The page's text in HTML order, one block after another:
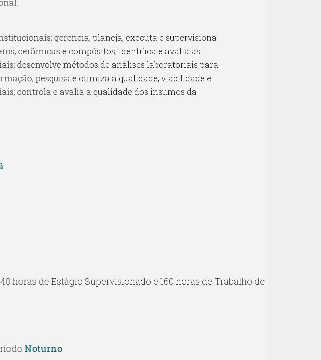
gerencia, planeja, executa e supervisiona
cerâmicas e compósitos; identifica e avalia as
desenvolve métodos de análises laboratoriais para
pesquisa e otimiza a qualidade, viabilidade e
controla e avalia a qualidade dos insumos da
horas de Estágio Supervisionado e 160 horas de Trabalho de
Noturno.